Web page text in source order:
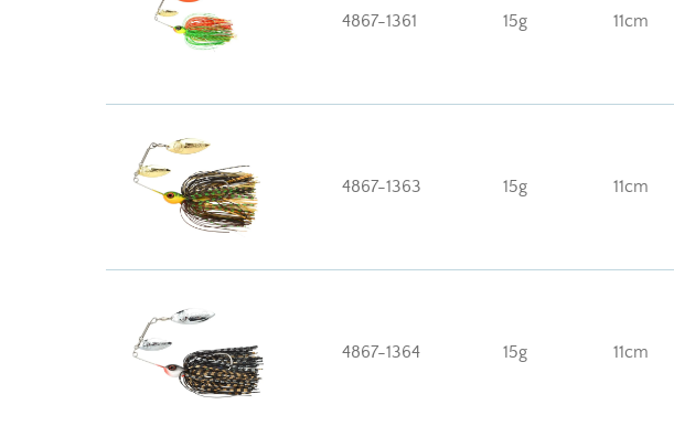
4867-1361 15g 11cm
4867-1363 15g 11cm
4867-1364 15g 11cm